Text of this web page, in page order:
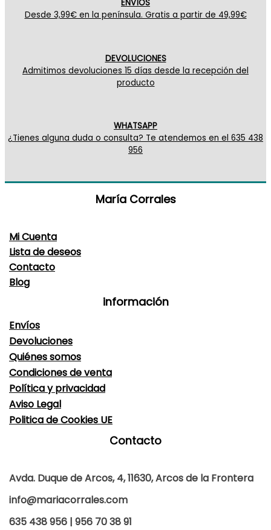
ENVÍOS
Desde 3,99€ en la península. Gratis a partir de 49,99€
DEVOLUCIONES
Admitimos devoluciones 15 días desde la recepción del
producto
WHATSAPP
¿Tienes alguna duda o consulta? Te atendemos en el 635 438
956
María Corrales
Mi Cuenta
Lista de deseos
Contacto
Blog
información
Envíos
Devoluciones
Quiénes somos
Condiciones de venta
Política y privacidad
Aviso Legal
Politica de Cookies UE
Contacto
Avda. Duque de Arcos, 4, 11630, Arcos de la Frontera
info@mariacorrales.com
635 438 956 | 956 70 38 91